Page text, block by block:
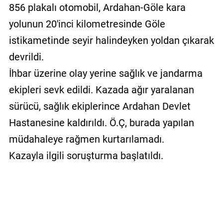
856 plakalı otomobil, Ardahan-Göle kara
yolunun 20'inci kilometresinde Göle
istikametinde seyir halindeyken yoldan çıkarak
devrildi.
İhbar üzerine olay yerine sağlık ve jandarma
ekipleri sevk edildi. Kazada ağır yaralanan
sürücü, sağlık ekiplerince Ardahan Devlet
Hastanesine kaldırıldı. Ö.Ç, burada yapılan
müdahaleye rağmen kurtarılamadı.
Kazayla ilgili soruşturma başlatıldı.